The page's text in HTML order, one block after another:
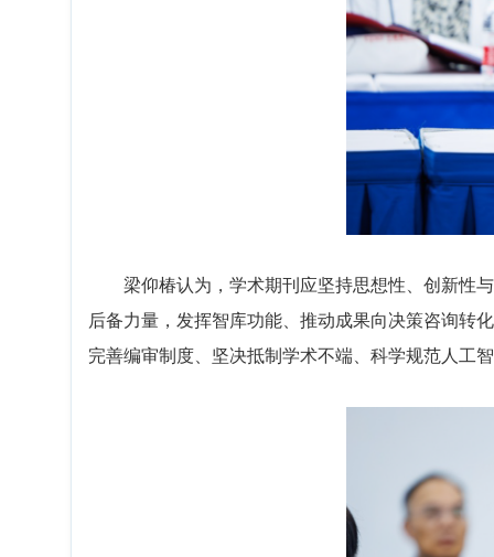
梁仰椿认为，学术期刊应坚持思想性、创新性
后备力量，发挥智库功能、推动成果向决策咨询转
完善编审制度、坚决抵制学术不端、科学规范人工